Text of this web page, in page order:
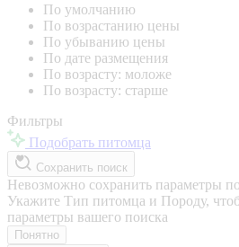
По умолчанию
По возрастанию цены
По убыванию цены
По дате размещения
По возрасту: моложе
По возрасту: старше
Фильтры
Подобрать питомца
Сохранить поиск
Невозможно сохранить параметры
Укажите Тип питомца и Породу,
параметры вашего поиска
Понятно